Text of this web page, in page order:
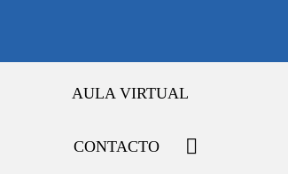
AULA VIRTUAL
CONTACTO